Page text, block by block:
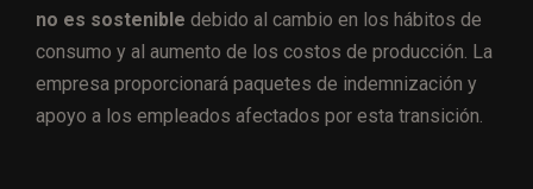
no es sostenible debido al cambio en los hábitos de
consumo y al aumento de los costos de producción. La
empresa proporcionará paquetes de indemnización y
apoyo a los empleados afectados por esta transición.